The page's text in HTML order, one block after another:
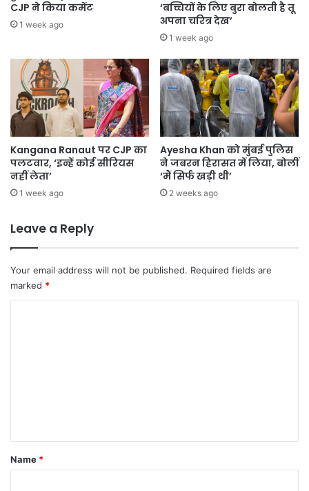
CJP ने किया कमेंट
1 week ago
‘बच्चियों के लिए बुरा बोलती है तू
अपना चरित्र देख’
1 week ago
Kangana Ranaut पर CJP का
पलटवार, ‘इन्हें कोई सीरियस
नहीं लेता’
1 week ago
Ayesha Khan को मुंबई पुलिस
ने जबरन हिरासत में लिया, बोलीं
‘मैं सिर्फ खड़ी थी’
2 weeks ago
Leave a Reply
Your email address will not be published. Required fields are
marked *
*
Name *